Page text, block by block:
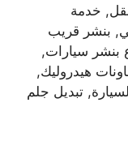
خدمة
بنشر قريب
بنشر سيارات,
هيدروليك,
تبديل جلم